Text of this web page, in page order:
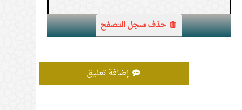
1. خوف السلف من الاستدراج
حذف سجل التصفح
إضافة تعليق